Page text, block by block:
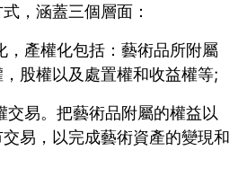
，涵蓋三個層面：
，產權化包括：藝術品所附屬
股權以及處置權和收益權等;
交易。把藝術品附屬的權益以
易，以完成藝術資產的變現和